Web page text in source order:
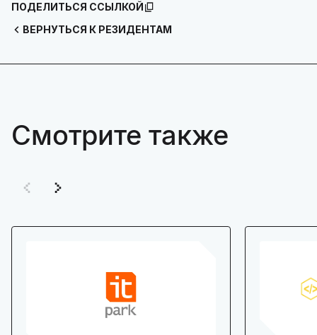
ВЕРНУТЬСЯ К РЕЗИДЕНТАМ
ПОДЕЛИТЬСЯ ССЫЛКОЙ
Смотрите также